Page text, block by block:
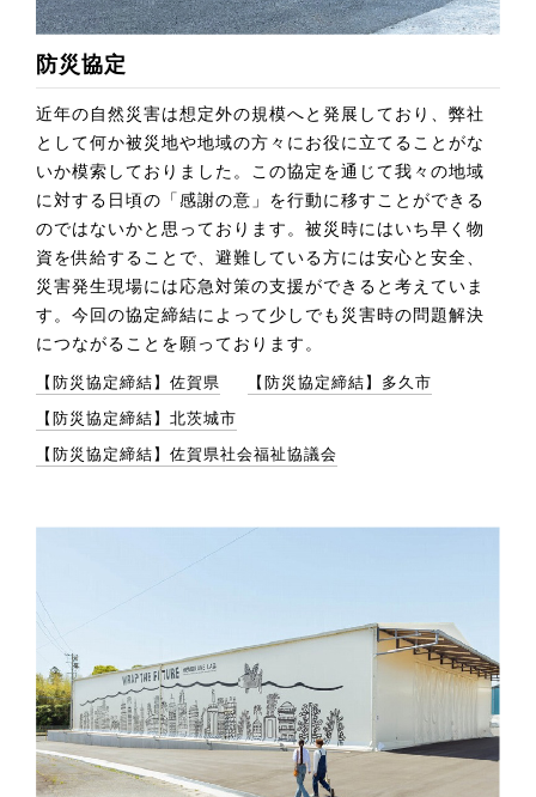
防災協定
近年の自然災害は想定外の規模へと発展しており、弊社
として何か被災地や地域の方々にお役に立てることがな
いか模索しておりました。この協定を通じて我々の地域
に対する日頃の「感謝の意」を行動に移すことができる
のではないかと思っております。被災時にはいち早く物
資を供給することで、避難している方には安心と安全、
災害発生現場には応急対策の支援ができると考えていま
す。今回の協定締結によって少しでも災害時の問題解決
につながることを願っております。
【防災協定締結】佐賀県
【防災協定締結】多久市
【防災協定締結】北茨城市
【防災協定締結】佐賀県社会福祉協議会